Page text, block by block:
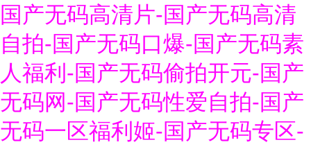
国产无码高清片-国产无码高清
自拍-国产无码口爆-国产无码素
人福利-国产无码偷拍开元-国产
无码网-国产无码性爱自拍-国产
无码一区福利姬-国产无码专区-